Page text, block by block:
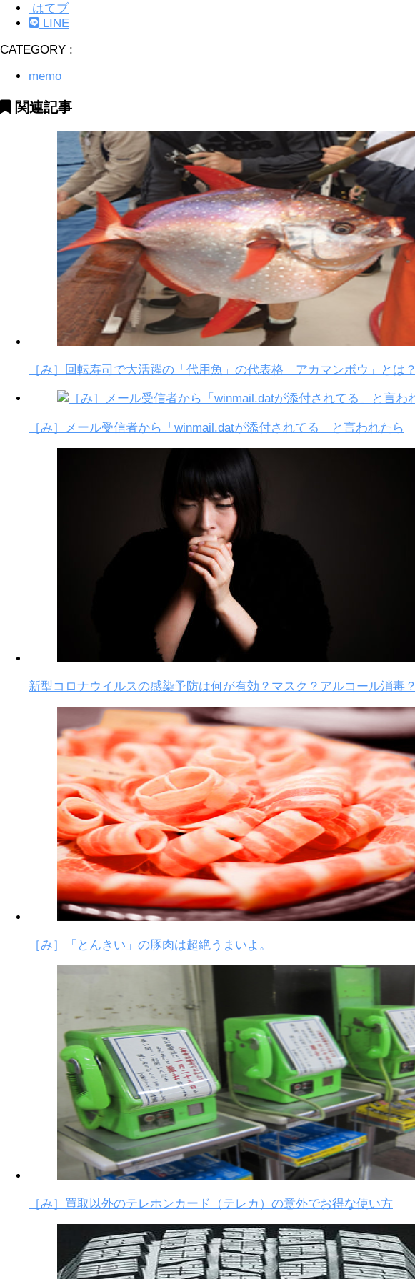
はてブ
LINE
CATEGORY :
memo
関連記事
［み］回転寿司で大活躍の「代用魚」の代表格「アカマンボウ」とは？
［み］メール受信者から「winmail.datが添付されてる」と言われたら
新型コロナウイルスの感染予防は何が有効？マスク？アルコール消毒？
［み］「とんきい」の豚肉は超絶うまいよ。
［み］買取以外のテレホンカード（テレカ）の意外でお得な使い方